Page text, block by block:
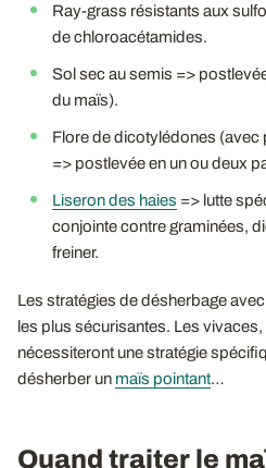
Ray-grass résistants aux
de chloroacétamides.
Sol sec au semis =>
du maïs).
Flore de dicotylédones (avec
=> postlevée en un ou deux
Liseron des haies => lutte
conjointe contre graminées,
freiner.
Les stratégies de désherbage
les plus sécurisantes. Les
nécessiteront une stratégie
désherber un maïs pointant…
Quand traiter le